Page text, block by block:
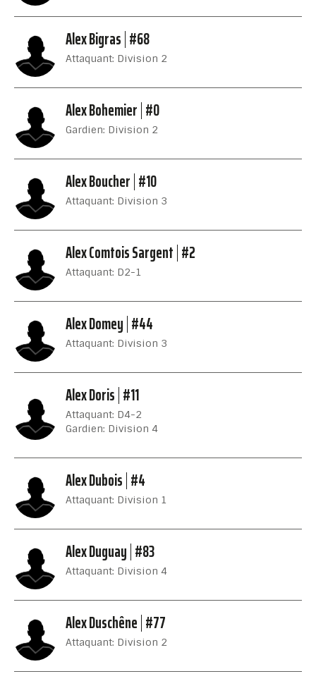
Alex Bigras #68
Attaquant: Division 2
Alex Bohemier #0
Gardien: Division 2
Alex Boucher #10
Attaquant: Division 3
Alex Comtois Sargent #2
Attaquant: D2-1
Alex Domey #44
Attaquant: Division 3
Alex Doris #11
Attaquant: D4-2
Gardien: Division 4
Alex Dubois #4
Attaquant: Division 1
Alex Duguay #83
Attaquant: Division 4
Alex Duschêne #77
Attaquant: Division 2